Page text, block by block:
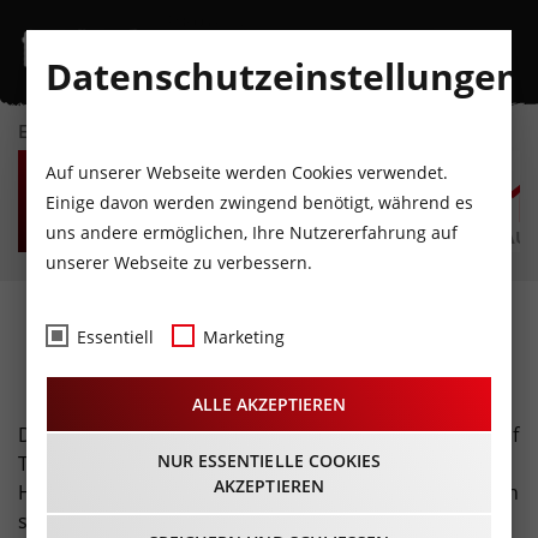
EVENTKALENDER
DO
6
AUGUST
FR
7
AUGUST
SA
8
AUGUST
SO
9
AUGUST
MO
10
AUGUST
Weihnachtsmärkte ·
Adventzeit
Die Weihnachtszeit ist die schönste Zeit im Jahr und auf
Tirols Weihnachtsmärkten steigt die Vorfreude auf
Heiligabend ganz besonders. Genießt die weihnachtlich
schöne Atmosphäre bei einem heißen Glühwein und
Datenschutzeinstellungen
Auf unserer Webseite werden Cookies verwendet.
Einige davon werden zwingend benötigt, während es
uns andere ermöglichen, Ihre Nutzererfahrung auf
unserer Webseite zu verbessern.
Essentiell Marketing
ALLE AKZEPTIEREN
NUR ESSENTIELLE COOKIES
AKZEPTIEREN